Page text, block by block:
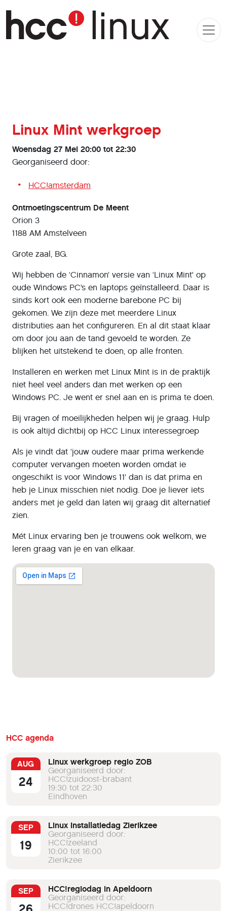
Linux Mint werkgroep
Woensdag 27 Mei 20:00 tot 22:30
Georganiseerd door:
HCC!amsterdam
Ontmoetingscentrum De Meent
Orion 3
1188 AM Amstelveen
Grote zaal, BG.
Wij hebben de ‘Cinnamon’ versie van ‘Linux Mint' op
oude Windows PC’s en laptops geïnstalleerd. Daar is
sinds kort ook een moderne barebone PC bij
gekomen. We zijn deze met meerdere Linux
distributies aan het configureren. En al dit staat klaar
om door jou aan de tand gevoeld te worden. Ze
blijken het uitstekend te doen, op alle fronten.
Installeren en werken met Linux Mint is in de praktijk
niet heel veel anders dan met werken op een
Windows PC. Je went er snel aan en is prima te doen.
Bij vragen of moeilijkheden helpen wij je graag. Hulp
is ook altijd dichtbij op HCC Linux interessegroep
Als je vindt dat ‘jouw oudere maar prima werkende
computer vervangen moeten worden omdat ie
ongeschikt is voor Windows 11’ dan is dat prima en
heb je Linux misschien niet nodig. Doe je liever iets
anders met je geld dan laten wij graag dit alternatief
zien.
Mét Linux ervaring ben je trouwens ook welkom, we
leren graag van je en van elkaar.
HCC agenda
AUG
24
Linux werkgroep regio ZOB
Georganiseerd door:
HCC!zuidoost-brabant
19:30 tot 22:30
Eindhoven
SEP
19
Linux installatiedag Zierikzee
Georganiseerd door:
HCC!zeeland
10:00 tot 16:00
Zierikzee
SEP
HCC!regiodag in Apeldoorn
Georganiseerd door:
HCC!drones HCC!apeldoorn